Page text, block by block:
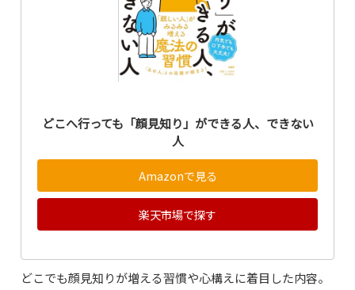
どこへ行っても「顔見知り」ができる人、できない
人
Amazonで見る
楽天市場で探す
どこでも顔見知りが増える習慣や心構えに着目した内容。